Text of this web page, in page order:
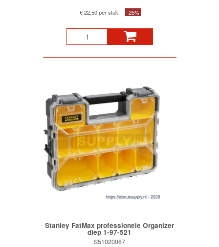
€ 22,50 per stuk -25%
Stanley FatMax professionele Organizer
diep 1-97-521
S51020067